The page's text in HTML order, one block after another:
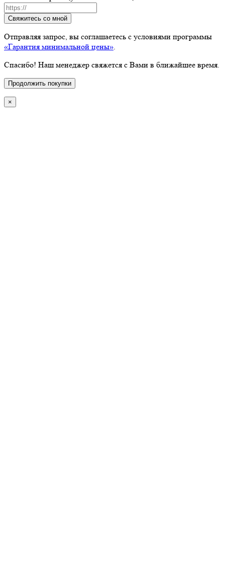
Свяжитесь со мной
Отправляя запрос, вы соглашаетесь с условиями программы
«Гарантия минимальной цены».
Спасибо! Наш менеджер свяжется с Вами в ближайшее время.
Продолжить покупки
×